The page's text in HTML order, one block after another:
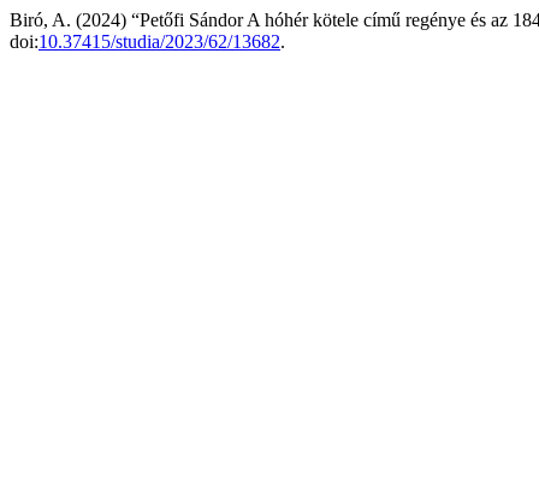
Biró, A. (2024) “Petőfi Sándor A hóhér kötele című regénye és az
doi:10.37415/studia/2023/62/13682.